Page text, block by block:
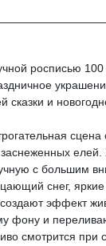
росписью
и
елей.
с большим
снег, яркие
эффект
фону и
смотрится при